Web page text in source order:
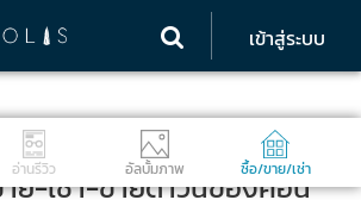
เข้าสู่ระบบ
อ่านรีวิว อัลบั้มภาพ ซื้อ/ขาย/เช่า
ย-เช่า-ขายดาวน์ของคอน